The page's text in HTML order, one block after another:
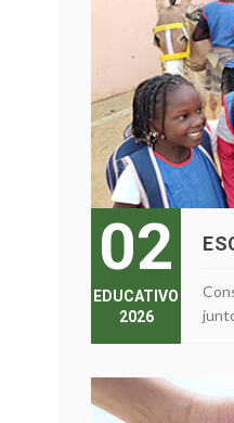
02
EDUCATIVO
2026